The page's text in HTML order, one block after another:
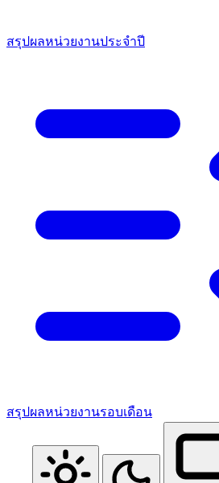
สรุปผลหน่วยงานประจำปี
สรุปผลหน่วยงานรอบเดือน